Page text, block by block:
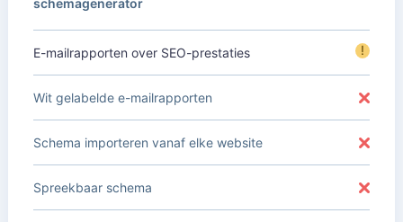
E-mailrapporten over SEO-prestaties !
Wit gelabelde e-mailrapporten
Schema importeren vanaf elke website
Spreekbaar schema